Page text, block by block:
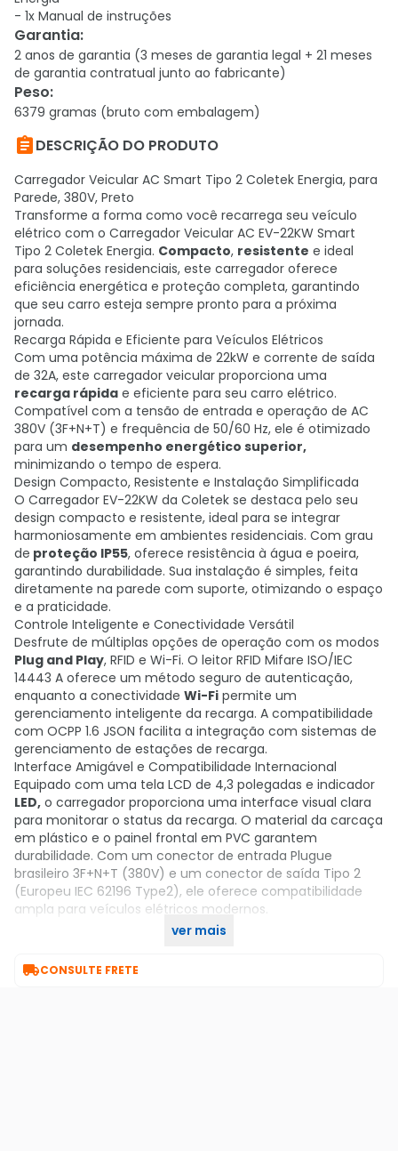
- 1x Manual de instruções
Garantia:
2 anos de garantia (3 meses de garantia legal + 21 meses
de garantia contratual junto ao fabricante)
Peso:
6379 gramas (bruto com embalagem)
DESCRIÇÃO DO PRODUTO
Carregador Veicular AC Smart Tipo 2 Coletek Energia, para
Parede, 380V, Preto
Transforme a forma como você recarrega seu veículo
elétrico com o Carregador Veicular AC EV-22KW Smart
Tipo 2 Coletek Energia. Compacto, resistente e ideal
para soluções residenciais, este carregador oferece
eficiência energética e proteção completa, garantindo
que seu carro esteja sempre pronto para a próxima
jornada.
Recarga Rápida e Eficiente para Veículos Elétricos
Com uma potência máxima de 22kW e corrente de saída
de 32A, este carregador veicular proporciona uma
recarga rápida e eficiente para seu carro elétrico.
Compatível com a tensão de entrada e operação de AC
380V (3F+N+T) e frequência de 50/60 Hz, ele é otimizado
para um desempenho energético superior,
minimizando o tempo de espera.
Design Compacto, Resistente e Instalação Simplificada
O Carregador EV-22KW da Coletek se destaca pelo seu
design compacto e resistente, ideal para se integrar
harmoniosamente em ambientes residenciais. Com grau
de proteção IP55, oferece resistência à água e poeira,
garantindo durabilidade. Sua instalação é simples, feita
diretamente na parede com suporte, otimizando o espaço
e a praticidade.
Controle Inteligente e Conectividade Versátil
Desfrute de múltiplas opções de operação com os modos
Plug and Play, RFID e Wi-Fi. O leitor RFID Mifare ISO/IEC
14443 A oferece um método seguro de autenticação,
enquanto a conectividade Wi-Fi permite um
gerenciamento inteligente da recarga. A compatibilidade
com OCPP 1.6 JSON facilita a integração com sistemas de
gerenciamento de estações de recarga.
Interface Amigável e Compatibilidade Internacional
Equipado com uma tela LCD de 4,3 polegadas e indicador
LED, o carregador proporciona uma interface visual clara
para monitorar o status da recarga. O material da carcaça
em plástico e o painel frontal em PVC garantem
durabilidade. Com um conector de entrada Plugue
brasileiro 3F+N+T (380V) e um conector de saída Tipo 2
(Europeu IEC 62196 Type2), ele oferece compatibilidade
ampla para veículos elétricos modernos.
ver mais
CONSULTE FRETE